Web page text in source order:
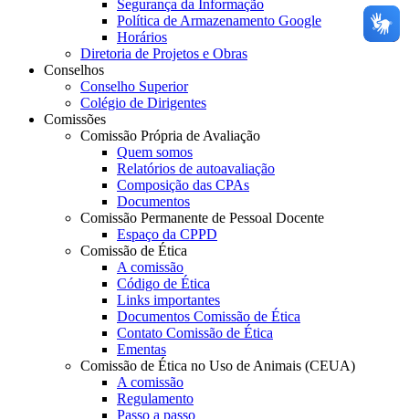
Segurança da Informação
Política de Armazenamento Google
Horários
Diretoria de Projetos e Obras
Conselhos
Conselho Superior
Colégio de Dirigentes
Comissões
Comissão Própria de Avaliação
Quem somos
Relatórios de autoavaliação
Composição das CPAs
Documentos
Comissão Permanente de Pessoal Docente
Espaço da CPPD
Comissão de Ética
A comissão
Código de Ética
Links importantes
Documentos Comissão de Ética
Contato Comissão de Ética
Ementas
Comissão de Ética no Uso de Animais (CEUA)
A comissão
Regulamento
Passo a passo